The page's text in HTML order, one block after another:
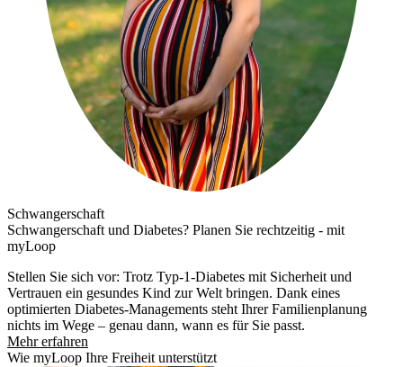
Schwangerschaft
Schwangerschaft und Diabetes? Planen Sie rechtzeitig - mit
myLoop
Stellen Sie sich vor: Trotz Typ-1-Diabetes mit Sicherheit und
Vertrauen ein gesundes Kind zur Welt bringen. Dank eines
optimierten Diabetes-Managements steht Ihrer Familienplanung
nichts im Wege – genau dann, wann es für Sie passt.
Mehr erfahren
Wie myLoop Ihre Freiheit unterstützt